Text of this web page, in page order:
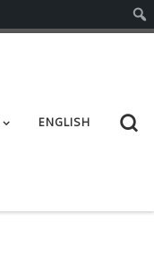
ENGLISH